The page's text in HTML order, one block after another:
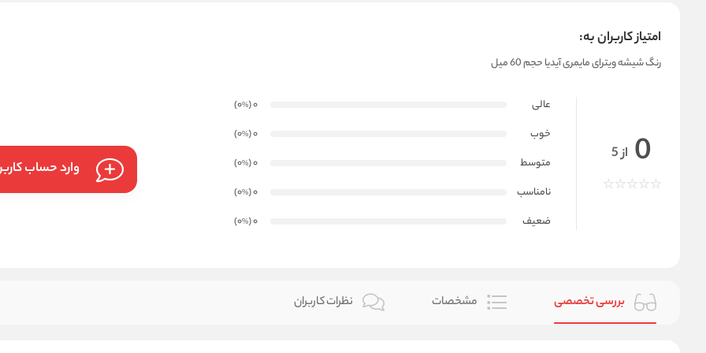
امتیاز کاربران به:
رنگ شیشه ویترای مایمری آیدیا حجم 60 میل
0 از 5
عالی 0
(0
%
)
خوب
0
(0
%
)
متوسط
0
(0
%
)
نامناسب
0
(0
%
)
ضعیف
0
(0
%
)
وارد حساب
بررسی تخصصی مشخصات نظرات کاربران